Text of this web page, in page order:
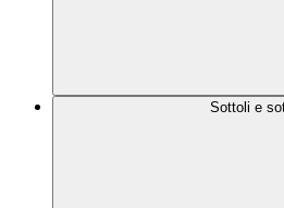
Sottoli e